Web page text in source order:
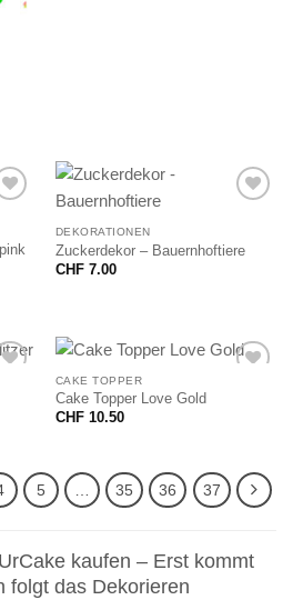
DEKORATIONEN
Zuckerdekor – Bauernhoftiere
CHF7.00
CAKE TOPPER
Cake Topper Love Gold
CHF10.50
5 35 36 37
kaufen – Erst kommt
folgt das Dekorieren